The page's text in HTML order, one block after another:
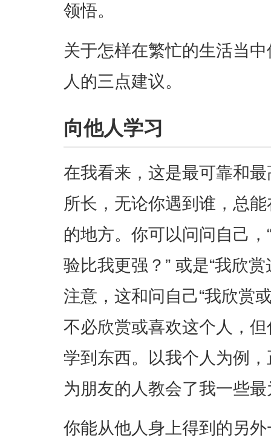
领悟。
关于怎样在繁忙的生活当
人的三点建议。
向他人学习
在我看来，这是最可靠和
所长，无论你遇到谁，总
的地方。你可以问问自己
验比我更强？” 或是“我欣
注意，这和问自己“我欣赏
不必欣赏或喜欢这个人，
学到东西。以我个人为例
为朋友的人教会了我一些
你能从他人身上得到的另